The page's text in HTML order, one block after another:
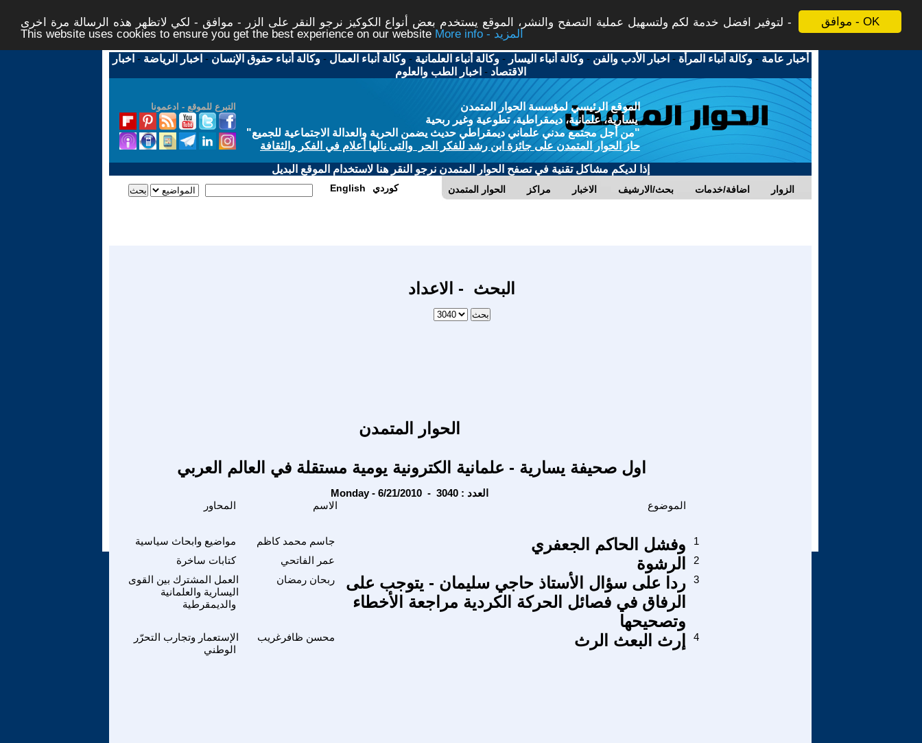
موافق - OK
لتوفير افضل خدمة لكم ولتسهيل عملية التصفح والنشر، الموقع يستخدم بعض أنواع الكوكيز نرجو النقر على الزر - موافق - لكي لاتظهر هذه الرسالة مرة اخرى -
This website uses cookies to ensure you get the best experience on our website
More info - المزيد
أخبار عامة -وكالة أنباء المرأة - اخبار الأدب والفن -وكالة أنباء اليسار -وكالة أنباء العلمانية -وكالة أنباء العمال -وكالة أنباء حقوق الإنسان - اخبار الرياضة - اخبار
الاقتصاد - اخبار الطب والعلوم
التبرع للموقع - ادعمونا
الموقع الرئيسي لمؤسسة الحوار المتمدن
يسارية، علمانية، ديمقراطية، تطوعية وغير ربحية
"من أجل مجتمع مدني علماني ديمقراطي حديث يضمن الحرية والعدالة الاجتماعية للجميع"
حاز الحوار المتمدن على جائزة ابن رشد للفكر الحر والتى نالها أعلام في الفكر والثقافة
إذا لديكم مشاكل تقنية في تصفح الحوار المتمدن نرجو النقر هنا لاستخدام الموقع البديل
الحوار المتمدن مراكز الاخبار بحث/الارشيف اضافة/خدمات الزوار English كوردي
البحث - الاعداد
الحوار المتمدن
اول صحيفة يسارية - علمانية الكترونية يومية مستقلة في العالم العربي
Monday - 6/21/2010 - العدد : 3040
الاسم الموضوع
مواضيع وابحاث سياسية جاسم محمد كاظم وفشل الحاكم الجعفري
1
كتابات ساخرة
عمر الفاتحي الرشوة
2
العمل المشترك بين القوى
اليسارية والعلمانية
والديمقرطية
ربحان رمضان
ردا على سؤال الأستاذ حاجي سليمان - يتوجب على
الرفاق في فصائل الحركة الكردية مراجعة الأخطاء
وتصحيحها
3
الإستعمار وتجارب التحرّر
الوطني
محسن ظافرغريب إرث البعث الرث 4